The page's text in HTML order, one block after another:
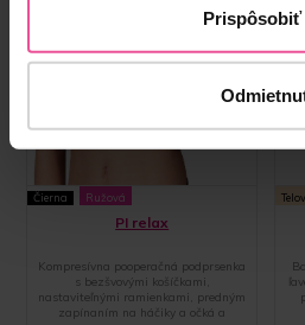
Prispôsobiť
Čierna Ružová
PI relax
Kompresívna pooperačná podprsenka
s bezšvovými košíčkami,
nastaviteľnými ramienkami, predným
zapínaním na háčiky a očká a